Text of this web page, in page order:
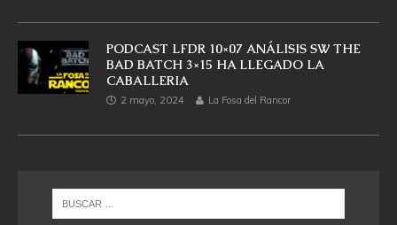
PODCAST LFDR 10×07 ANÁLISIS SW THE
BAD BATCH 3×15 HA LLEGADO LA
CABALLERIA
2 mayo, 2024 La Fosa del Rancor